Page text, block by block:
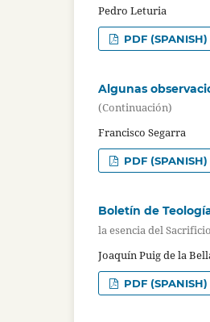
Pedro Leturia
PDF (SPANISH)
Algunas
(Continuación)
Francisco Segarra
PDF (SPANISH)
Boletín de
la esencia del
Joaquín Puig de la
PDF (SPANISH)